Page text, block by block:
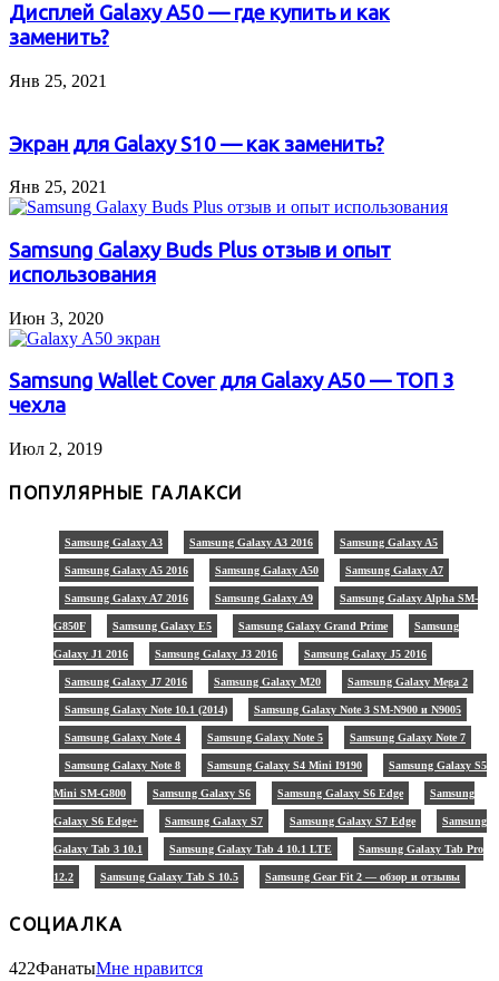
Дисплей Galaxy A50 — где купить и как
заменить?
Янв 25, 2021
Экран для Galaxy S10 — как заменить?
Янв 25, 2021
Samsung Galaxy Buds Plus отзыв и опыт
использования
Июн 3, 2020
Samsung Wallet Cover для Galaxy A50 — ТОП 3
чехла
Июл 2, 2019
ПОПУЛЯРНЫЕ ГАЛАКСИ
Samsung Galaxy A3 Samsung Galaxy A3 2016 Samsung Galaxy A5
Samsung Galaxy A5 2016 Samsung Galaxy A50 Samsung Galaxy A7
Samsung Galaxy A7 2016 Samsung Galaxy A9 Samsung Galaxy Alpha SM-
G850F Samsung Galaxy E5 Samsung Galaxy Grand Prime Samsung
Galaxy J1 2016 Samsung Galaxy J3 2016 Samsung Galaxy J5 2016
Samsung Galaxy J7 2016 Samsung Galaxy M20 Samsung Galaxy Mega 2
Samsung Galaxy Note 10.1 (2014) Samsung Galaxy Note 3 SM-N900 и N9005
Samsung Galaxy Note 4 Samsung Galaxy Note 5 Samsung Galaxy Note 7
Samsung Galaxy Note 8 Samsung Galaxy S4 Mini I9190 Samsung Galaxy S5
Mini SM-G800 Samsung Galaxy S6 Samsung Galaxy S6 Edge Samsung
Galaxy S6 Edge+ Samsung Galaxy S7 Samsung Galaxy S7 Edge Samsung
Galaxy Tab 3 10.1 Samsung Galaxy Tab 4 10.1 LTE Samsung Galaxy Tab Pro
12.2 Samsung Galaxy Tab S 10.5 Samsung Gear Fit 2 — обзор и отзывы
СОЦИАЛКА
422ФанатыМне нравится